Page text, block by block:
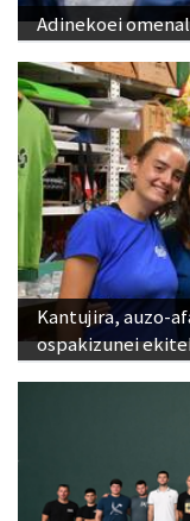
Adinekoei
Kantujira, auzo-
ospakizunei